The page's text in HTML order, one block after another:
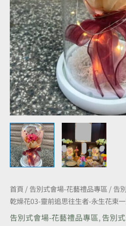
首頁 / 告別式會場-花藝禮品專區 / 告
乾燥花03-靈前追思往生者-永生花束
告別式會場-花藝禮品專區, 告別
前
追
思
往
生
者-
永
生
花
束
一
對
數
量